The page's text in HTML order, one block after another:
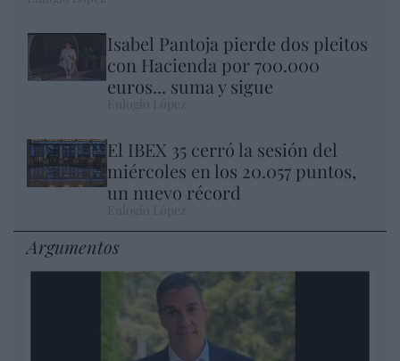
Isabel Pantoja pierde dos pleitos
con Hacienda por 700.000
euros... suma y sigue
El IBEX 35 cerró la sesión del
miércoles en los 20.057 puntos,
un nuevo récord
Argumentos